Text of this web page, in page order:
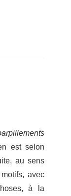
est selon
au sens
avec
à la